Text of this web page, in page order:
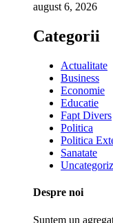
august 6, 2026
Categorii
Actualitate
Business
Economie
Educatie
Fapt Divers
Politica
Politica
Sanatate
Despre noi
Suntem un